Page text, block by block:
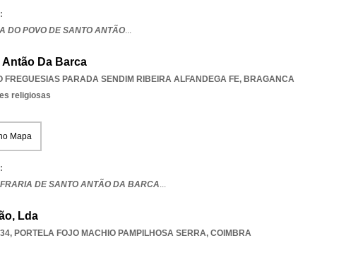
DO POVO DE SANTO ANTÃO...
Da Barca
FREGUESIAS PARADA SENDIM RIBEIRA ALFANDEGA FE, BRAGANCA
religiosas
Mapa
DE SANTO ANTÃO DA BARCA...
Lda
, PORTELA FOJO MACHIO PAMPILHOSA SERRA, COIMBRA